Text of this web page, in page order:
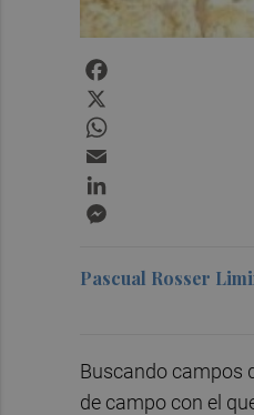
Pascual Rosser
Buscando campos
de campo con el